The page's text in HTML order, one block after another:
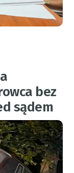
bez
sądem